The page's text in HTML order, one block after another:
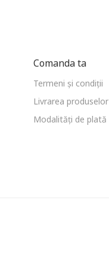
Comanda ta
Termeni și condiții
Livrarea produselor
Modalități de plată